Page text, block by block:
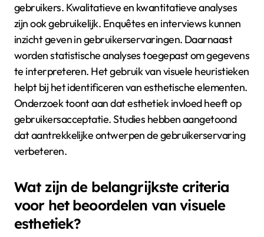
gebruikers. Kwalitatieve en kwantitatieve analyses
zijn ook gebruikelijk. Enquêtes en interviews kunnen
inzicht geven in gebruikerservaringen. Daarnaast
worden statistische analyses toegepast om gegevens
te interpreteren. Het gebruik van visuele heuristieken
helpt bij het identificeren van esthetische elementen.
Onderzoek toont aan dat esthetiek invloed heeft op
gebruikersacceptatie. Studies hebben aangetoond
dat aantrekkelijke ontwerpen de gebruikerservaring
verbeteren.
Wat zijn de belangrijkste criteria
voor het beoordelen van visuele
esthetiek?